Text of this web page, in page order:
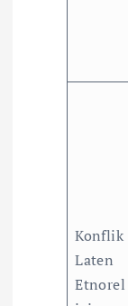
Konflik
Laten
Etnorel